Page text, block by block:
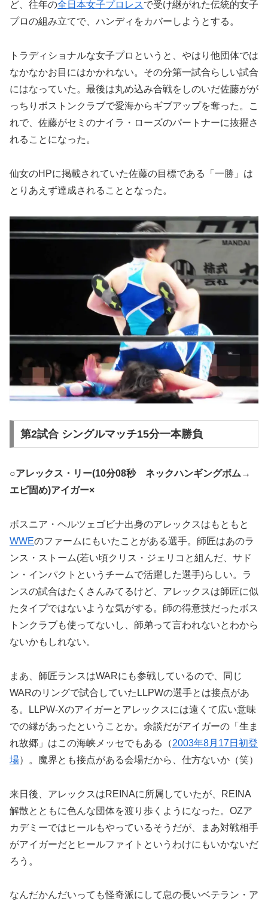
ど、往年の全日本女子プロレスで受け継がれた伝統的女子
プロの組み立てで、ハンディをカバーしようとする。
トラディショナルな女子プロというと、やはり他団体では
なかなかお目にはかかれない。その分第一試合らしい試合
にはなっていた。最後は丸め込み合戦をしのいだ佐藤がが
っちりボストンクラブで愛海からギブアップを奪った。こ
れで、佐藤がセミのナイラ・ローズのパートナーに抜擢さ
れることになった。
仙女のHPに掲載されていた佐藤の目標である「一勝」は
とりあえず達成されることとなった。
第2試合 シングルマッチ15分一本勝負
○アレックス・リー(10分08秒 ネックハンギングボム→
エビ固め)アイガー×
ボスニア・ヘルツェゴビナ出身のアレックスはもともと
WWEのファームにもいたことがある選手。師匠はあのラ
ンス・ストーム(若い頃クリス・ジェリコと組んだ、サド
ン・インパクトというチームで活躍した選手)らしい。ラ
ンスの試合はたくさんみてるけど、アレックスは師匠に似
たタイプではないような気がする。師の得意技だったボス
トンクラブも使ってないし、師弟って言われないとわから
ないかもしれない。
まあ、師匠ランスはWARにも参戦しているので、同じ
WARのリングで試合していたLLPWの選手とは接点があ
る。LLPW-Xのアイガーとアレックスには遠くて広い意味
での縁があったということか。余談だがアイガーの「生ま
れ故郷」はこの海峡メッセでもある（2003年8月17日初登
場）。魔界とも接点がある会場だから、仕方ないか（笑）
来日後、アレックスはREINAに所属していたが、REINA
解散とともに色んな団体を渡り歩くようになった。OZア
カデミーではヒールもやっているそうだが、まあ対戦相手
がアイガーだとヒールファイトというわけにもいかないだ
ろう。
なんだかんだいっても怪奇派にして息の長いベテラン・ア